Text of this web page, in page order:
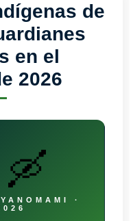
de
en el
2026
·